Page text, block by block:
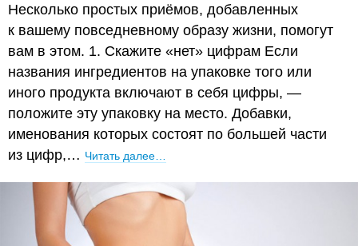
Несколько простых приёмов, добавленных
к вашему повседневному образу жизни, помогут
вам в этом. 1. Скажите «нет» цифрам Если
названия ингредиентов на упаковке того или
иного продукта включают в себя цифры, —
положите эту упаковку на место. Добавки,
именования которых состоят по большей части
из цифр,… Читать далее…